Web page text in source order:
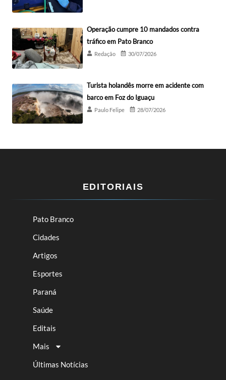
Operação cumpre 10 mandados contra
tráfico em Pato Branco
Redação 30/07/2026
Turista holandês morre em acidente com
barco em Foz do Iguaçu
Paulo Felipe 28/07/2026
EDITORIAIS
Pato Branco
Cidades
Artigos
Esportes
Paraná
Saúde
Editais
Mais
Últimas Notícias